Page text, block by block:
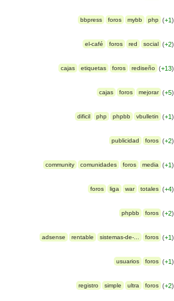
(+1)
bbpress foros mybb php
(+2)
el-café foros red social
(+13)
cajas etiquetas foros rediseño
(+5)
cajas foros mejorar
(+1)
dificil php phpbb vbulletin
(+2)
publicidad foros
(+1)
community comunidades foros media
(+4)
foros liga war totales
(+2)
phpbb foros
(+1)
adsense rentable sistemas-de-... foros
(+1)
usuarios foros
(+2)
registro simple ultra foros